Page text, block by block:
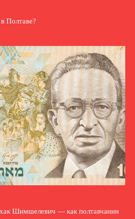
Полтаве?
Шимшелевич — как полтавчанин